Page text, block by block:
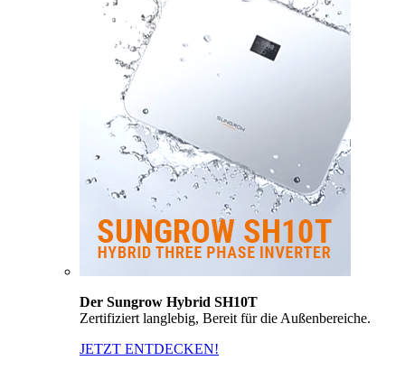
Der Sungrow Hybrid SH10T
Zertifiziert langlebig, Bereit für die Außenbereiche.
JETZT ENTDECKEN!